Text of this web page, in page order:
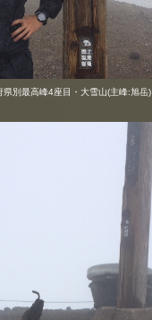
県別最高峰4座目・大雪山(主峰:旭岳)